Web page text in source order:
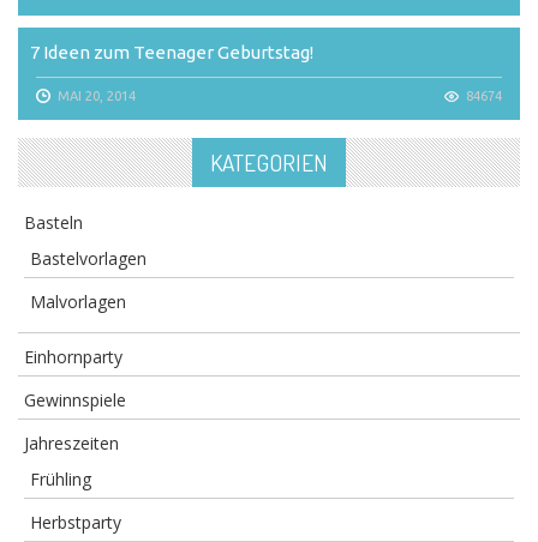
7 Ideen zum Teenager Geburtstag!
MAI 20, 2014 84674
KATEGORIEN
Basteln
Bastelvorlagen
Malvorlagen
Einhornparty
Gewinnspiele
Jahreszeiten
Frühling
Herbstparty